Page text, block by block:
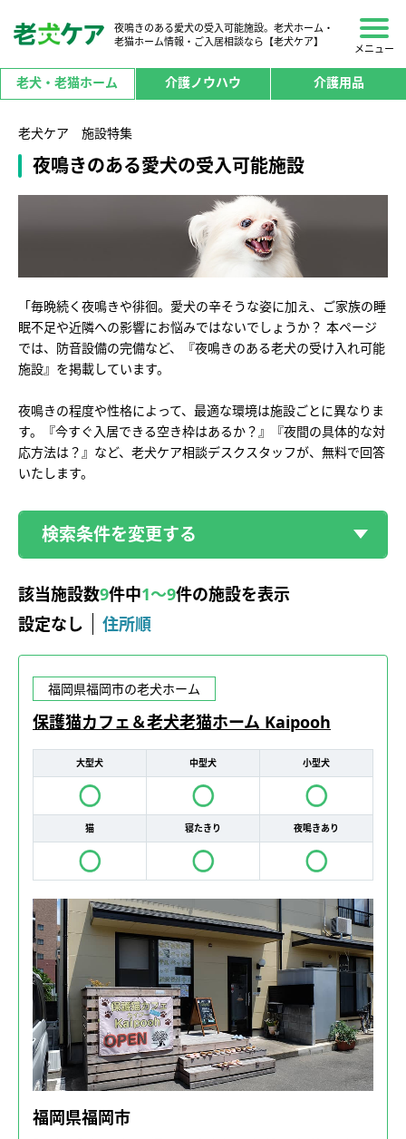
夜鳴きのある愛犬の受入可能施設。老犬ホーム・
老猫ホーム情報・ご入居相談なら【老犬ケア】
メニュー
老犬・老猫ホーム 介護ノウハウ 介護用品
老犬ケア 施設特集
夜鳴きのある愛犬の受入可能施設
「毎晩続く夜鳴きや徘徊。愛犬の辛そうな姿に加え、ご家族の睡
眠不足や近隣への影響にお悩みではないでしょうか？ 本ページ
では、防音設備の完備など、『夜鳴きのある老犬の受け入れ可能
施設』を掲載しています。
夜鳴きの程度や性格によって、最適な環境は施設ごとに異なりま
す。『今すぐ入居できる空き枠はあるか？』『夜間の具体的な対
応方法は？』など、老犬ケア相談デスクスタッフが、無料で回答
いたします。
検索条件を変更する
該当施設数9件中1～9件の施設を表示
設定なし
住所順
福岡県福岡市の老犬ホーム
保護猫カフェ＆老犬老猫ホーム Kaipooh
大型犬 中型犬 小型犬
猫 寝たきり 夜鳴きあり
福岡県福岡市